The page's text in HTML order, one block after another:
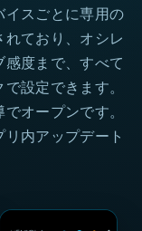
イスごとに専用の
ており、オシレ
度まで、すべて
設定できます。
オープンです。
内アップデート